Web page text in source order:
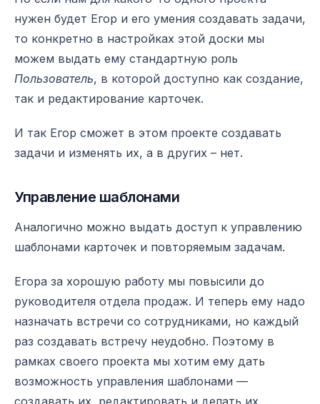
нужен будет Егор и его умения создавать задачи,
то конкретно в настройках этой доски мы
можем выдать ему стандартную роль
Пользователь, в которой доступно как создание,
так и редактирование карточек.
И так Егор сможет в этом проекте создавать
задачи и изменять их, а в других – нет.
Управление шаблонами
Аналогично можно выдать доступ к управлению
шаблонами карточек и повторяемым задачам.
Егора за хорошую работу мы повысили до
руководителя отдела продаж. И теперь ему надо
назначать встречи со сотрудниками, но каждый
раз создавать встречу неудобно. Поэтому в
рамках своего проекта мы хотим ему дать
возможность управления шаблонами —